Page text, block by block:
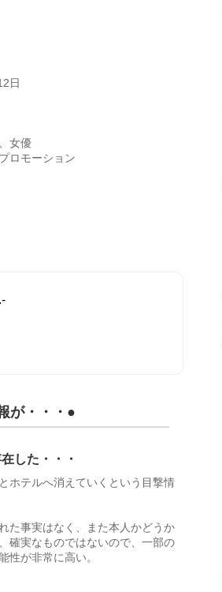
日
女優
ロモーション
が・・・●
した・・・
ホテルへ消えていくという目撃情
た事実はなく、また本人かどうか
確実なものではないので、一部の
性が非常に高い。